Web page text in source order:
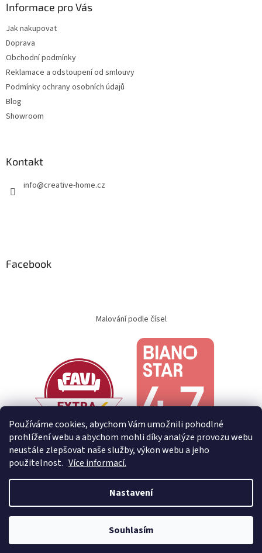
Používáme cookies, abychom Vám umožnili pohodlné
prohlížení webu a abychom mohli díky analýze provozu webu
neustále zlepšovat naše služby, výkon webu a jeho
použitelnost. Více informací.
Nastavení
Souhlasím
Informace pro Vás
Jak nakupovat
Doprava
Obchodní podmínky
Reklamace a odstoupení od smlouvy
Podmínky ochrany osobních údajů
Blog
Showroom
Kontakt
info@creative-home.cz
Facebook
Malování podle čísel
Vytvořil Shoptet
Creative Home. Všechna práva vyhrazena.